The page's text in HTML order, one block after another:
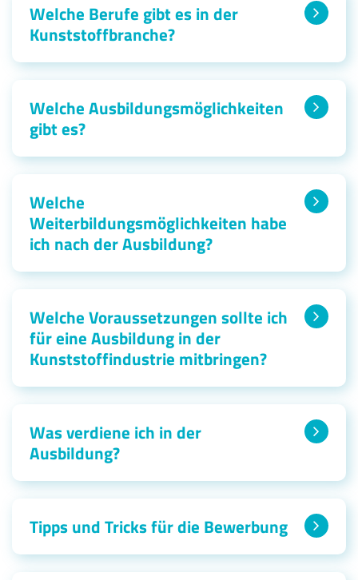
Welche Berufe gibt es in der
Kunststoffbranche?
Welche Ausbildungsmöglichkeiten
gibt es?
Welche
Weiterbildungsmöglichkeiten habe
ich nach der Ausbildung?
Welche Voraussetzungen sollte ich
für eine Ausbildung in der
Kunststoffindustrie mitbringen?
Was verdiene ich in der
Ausbildung?
Tipps und Tricks für die Bewerbung